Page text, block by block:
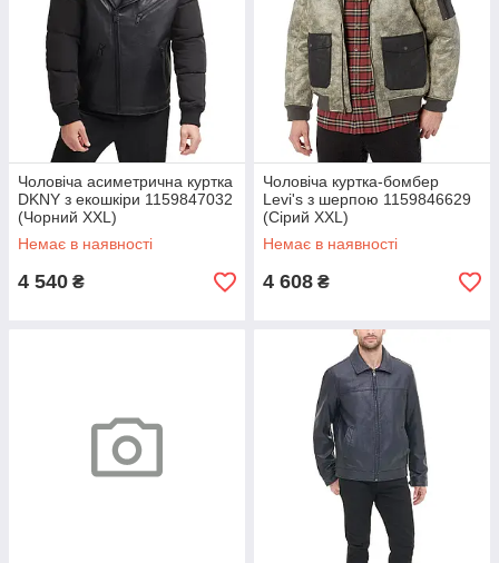
Чоловіча асиметрична куртка
DKNY з екошкіри 1159847032
(Чорний XXL)
Немає в наявності
4 540 ₴
Чоловіча куртка-бомбер
Levi's з шерпою 1159846629
(Сірий XXL)
Немає в наявності
4 608 ₴